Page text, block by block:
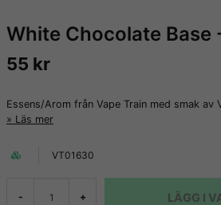
White Chocolate Base
55 kr
Essens/Arom från Vape Train med smak av
Läs mer
VT01630
- + LÄGG I